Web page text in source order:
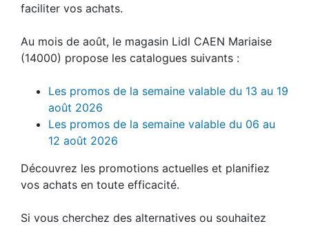
faciliter vos achats.
Au mois de août, le magasin Lidl CAEN Mariaise
(14000) propose les catalogues suivants :
Les promos de la semaine valable du 13 au 19
août 2026
Les promos de la semaine valable du 06 au
12 août 2026
Découvrez les promotions actuelles et planifiez
vos achats en toute efficacité.
Si vous cherchez des alternatives ou souhaitez